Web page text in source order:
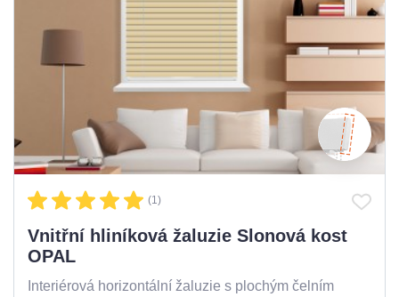
(1)
Vnitřní hliníková žaluzie Slonová kost
OPAL
Interiérová horizontální žaluzie s plochým čelním